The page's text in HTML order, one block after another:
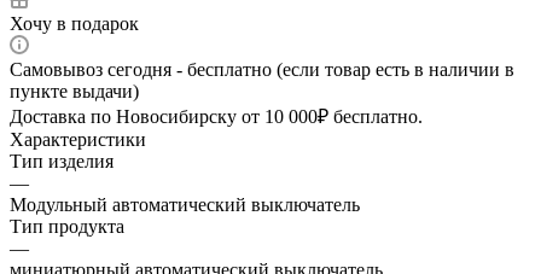
Хочу в подарок
Самовывоз сегодня - бесплатно (если товар есть в наличии в
пункте выдачи)
Доставка по Новосибирску от 10 000₽ бесплатно.
Характеристики
Тип изделия
—
Модульный автоматический выключатель
Тип продукта
—
миниатюрный автоматический выключатель